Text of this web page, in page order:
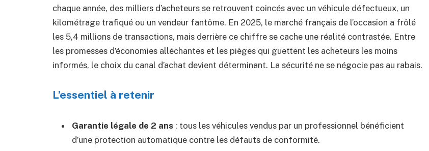
chaque année, des milliers d’acheteurs se retrouvent coincés avec un véhicule défectueux, un
kilométrage trafiqué ou un vendeur fantôme. En 2025, le marché français de l’occasion a frôlé
les 5,4 millions de transactions, mais derrière ce chiffre se cache une réalité contrastée. Entre
les promesses d’économies alléchantes et les pièges qui guettent les acheteurs les moins
informés, le choix du canal d’achat devient déterminant. La sécurité ne se négocie pas au rabais.
L’essentiel à retenir
Garantie légale de 2 ans : tous les véhicules vendus par un professionnel bénéficient
d’une protection automatique contre les défauts de conformité.